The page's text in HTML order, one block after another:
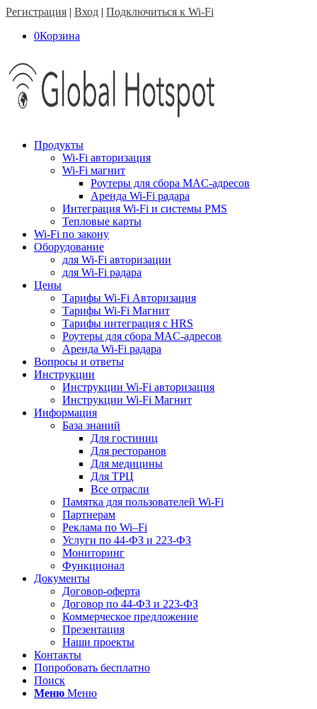
Регистрация | Вход | Подключиться к Wi-Fi
0Корзина
Продукты
Wi-Fi авторизация
Wi-Fi магнит
Роутеры для сбора MAC-адресов
Аренда Wi-Fi радара
Интеграция Wi-Fi и системы PMS
Тепловые карты
Wi-Fi по закону
Оборудование
для Wi-Fi авторизации
для Wi-Fi радара
Цены
Тарифы Wi-Fi Авторизация
Тарифы Wi-Fi Магнит
Тарифы интеграция с HRS
Роутеры для сбора MAC-адресов
Аренда Wi-Fi радара
Вопросы и ответы
Инструкции
Инструкции Wi-Fi авторизация
Инструкции Wi-Fi Магнит
Информация
База знаний
Для гостиниц
Для ресторанов
Для медицины
Для ТРЦ
Все отрасли
Памятка для пользователей Wi-Fi
Партнерам
Реклама по Wi–Fi
Услуги по 44-ФЗ и 223-ФЗ
Мониторинг
Функционал
Документы
Договор-оферта
Договор по 44-ФЗ и 223-ФЗ
Коммерческое предложение
Презентация
Наши проекты
Контакты
Попробовать бесплатно
Поиск
Меню Меню